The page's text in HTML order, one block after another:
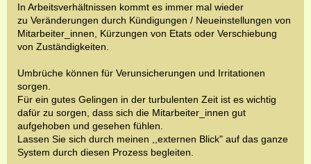
In Arbeitsverhältnissen kommt es immer mal wieder
zu Veränderungen durch Kündigungen / Neueinstellungen von
Mitarbeiter_innen, Kürzungen von Etats oder Verschiebung
von Zuständigkeiten.
Umbrüche können für Verunsicherungen und Irritationen
sorgen.
Für ein gutes Gelingen in der turbulenten Zeit ist es wichtig
dafür zu sorgen, dass sich die Mitarbeiter_innen gut
aufgehoben und gesehen fühlen.
Lassen Sie sich durch meinen ,,externen Blick" auf das ganze
System durch diesen Prozess begleiten.